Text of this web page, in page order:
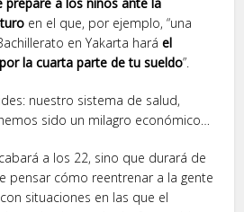
en el que, por ejemplo, “una
en Yakarta haráel
la cuarta parte de tu sueldo”.
nuestro sistema de salud,
sido un milagro económico…
a los 22, sino que durará de
pensar cómo reentrenar a la gente
situaciones en las que el